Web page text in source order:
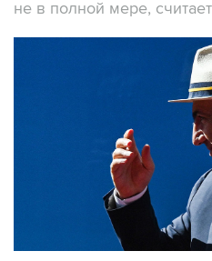
не в полной мере,